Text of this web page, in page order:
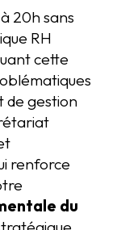
20h sans
RH
cette
de gestion
renforce
du